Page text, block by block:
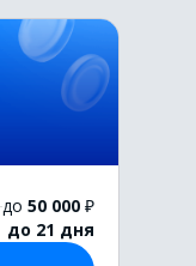
до 50 000 ₽
до 21 дня